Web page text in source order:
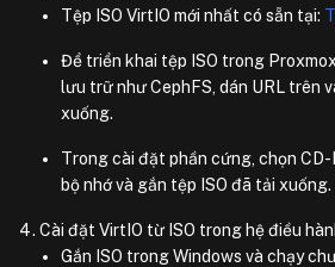
Tệp ISO VirtIO mới nhất có sẵn tại:
Để triển khai tệp ISO trong
lưu trữ như CephFS, dán URL trên
xuống.
Trong cài đặt phần cứng, chọn CD-
bộ nhớ và gắn tệp ISO đã tải xuống.
Cài đặt VirtIO từ ISO trong hệ điều
Gắn ISO trong Windows và chạy